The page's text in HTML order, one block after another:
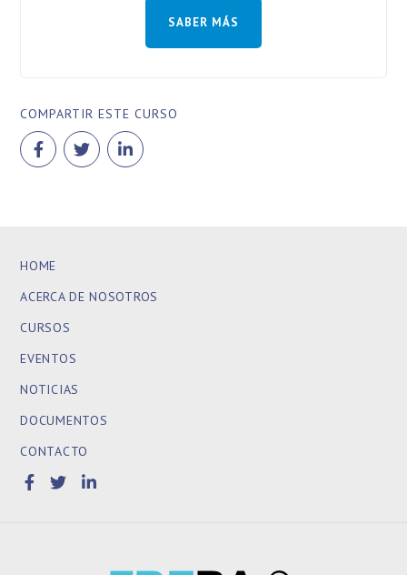
SABER MÁS
COMPARTIR ESTE CURSO
HOME
ACERCA DE NOSOTROS
CURSOS
EVENTOS
NOTICIAS
DOCUMENTOS
CONTACTO